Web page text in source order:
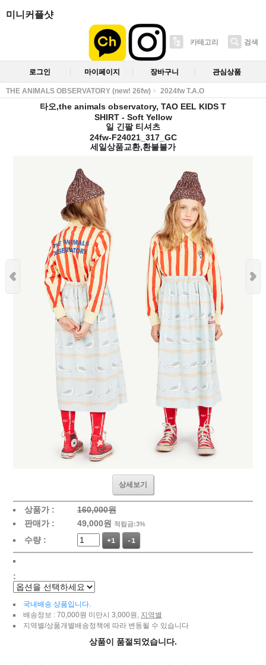
미니커플샷
카테고리 검색
로그인 마이페이지 장바구니 관심상품
THE ANIMALS OBSERVATORY (new! 26fw) 2024fw T.A.O
타오,the animals observatory, TAO EEL KIDS T
SHIRT - Soft Yellow
일 긴팔 티셔츠
24fw-F24021_317_GC
세일상품교환,환불불가
상세보기
상품가 :
160,000원
판매가 :
49,000원 적립금:3%
수량 : +1 -1
:
국내배송 상품입니다.
배송정보 : 70,000원 미만시 3,000원, 지역별
지역별/상품개별배송정책에 따라 변동될 수 있습니다
상품이 품절되었습니다.